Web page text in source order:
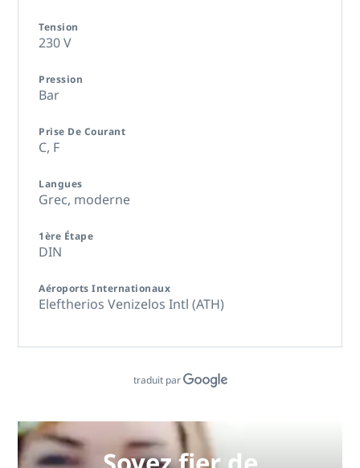
Tension
230 V
Pression
Bar
Prise De Courant
C, F
Langues
Grec, moderne
1ère Étape
DIN
Aéroports Internationaux
Eleftherios Venizelos Intl (ATH)
traduit par